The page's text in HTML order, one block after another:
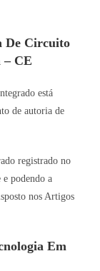
De Circuito
– CE
está
de autoria de
registrado no
podendo a
nos Artigos
Em